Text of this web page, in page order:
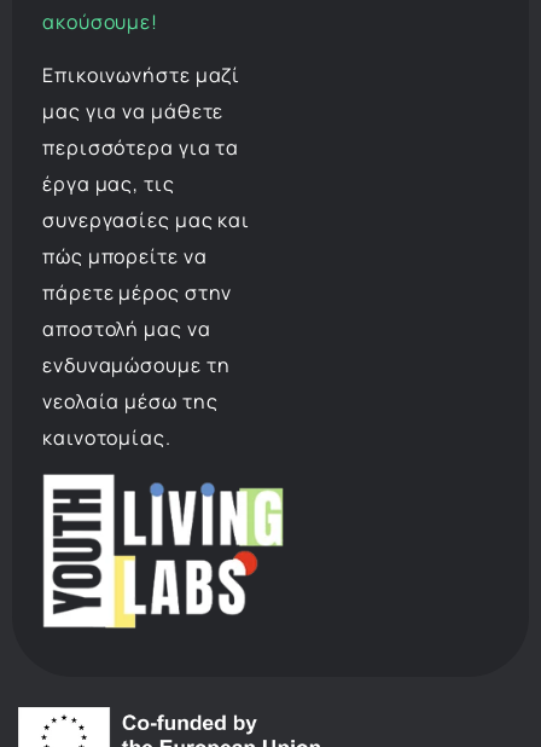
ακούσουμε!
Επικοινωνήστε μαζί
μας για να μάθετε
περισσότερα για τα
έργα μας, τις
συνεργασίες μας και
πώς μπορείτε να
πάρετε μέρος στην
αποστολή μας να
ενδυναμώσουμε τη
νεολαία μέσω της
καινοτομίας.